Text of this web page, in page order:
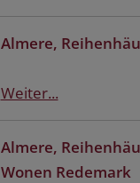
Almere,
Weiter...
Almere,
Wonen Redemark